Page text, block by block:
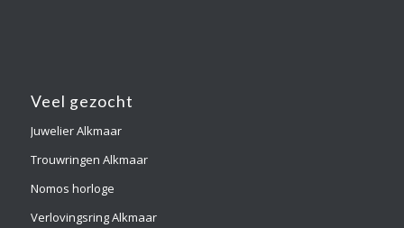
Veel gezocht
Juwelier Alkmaar
Trouwringen Alkmaar
Nomos horloge
Verlovingsring Alkmaar